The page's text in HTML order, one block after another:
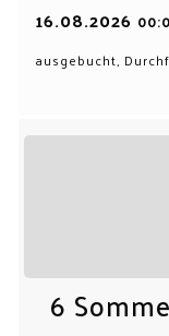
16.08.2026
ausgebucht,
6